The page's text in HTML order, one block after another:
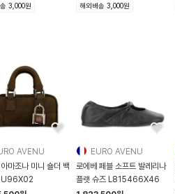
3,000원 해외배송 3,000원
AVENU
마조나 미니 숄더 백
EURO AVENU
로에베 페블 소프트 발레리나
플랫 슈즈 L815466X46